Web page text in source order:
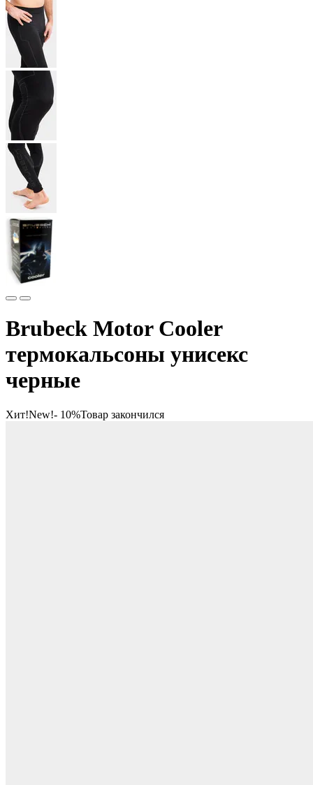
Brubeck Motor Cooler
термокальсоны унисекс
черные
Хит!New!- 10%Товар закончился